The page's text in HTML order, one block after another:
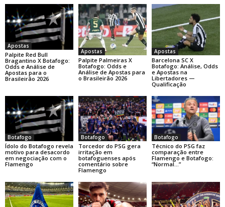
Apostas
Palpite Red Bull
Bragantino X Botafogo:
Odds e Análise de
Apostas para o
Brasileirão 2026
Apostas
Palpite Palmeiras X
Botafogo: Odds e
Análise de Apostas para
o Brasileirão 2026
Apostas
Barcelona SC X
Botafogo: Análise, Odds
e Apostas na
Libertadores —
Qualificação
Botafogo
Ídolo do Botafogo revela
motivo para desacordo
em negociação com o
Flamengo
Botafogo
Torcedor do PSG gera
irritação em
botafoguenses após
comentário sobre
Flamengo
Botafogo
Técnico do PSG faz
comparação entre
Flamengo e Botafogo:
“Normal…”